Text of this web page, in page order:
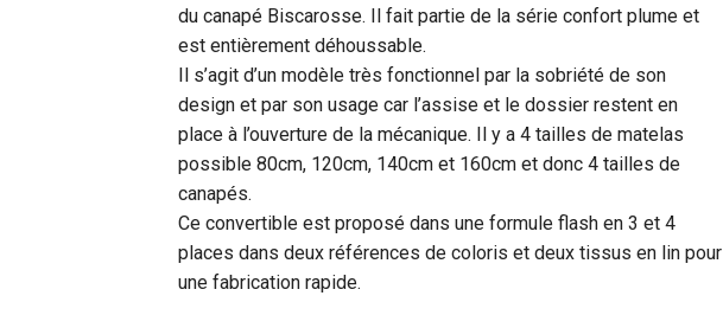
du canapé Biscarosse. Il fait partie de la série confort plume et
est entièrement déhoussable.
Il s’agit d’un modèle très fonctionnel par la sobriété de son
design et par son usage car l’assise et le dossier restent en
place à l’ouverture de la mécanique. Il y a 4 tailles de matelas
possible 80cm, 120cm, 140cm et 160cm et donc 4 tailles de
canapés.
Ce convertible est proposé dans une formule flash en 3 et 4
places dans deux références de coloris et deux tissus en lin pour
une fabrication rapide.